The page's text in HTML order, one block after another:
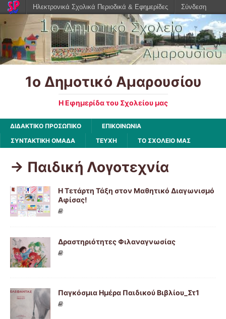
1ο Δημοτικό Αμαρουσίου
Η Εφημερίδα του Σχολείου μας
ΔΙΔΑΚΤΙΚΟ ΠΡΟΣΩΠΙΚΟ
ΕΠΙΚΟΙΝΩΝΙΑ
ΣΥΝΤΑΚΤΙΚΗ ΟΜΑΔΑ
ΤΕΥΧΗ ΤΟ ΣΧΟΛΕΙΟ ΜΑΣ
-> Παιδική Λογοτεχνία
Η Τετάρτη Τάξη στον Μαθητικό Διαγωνισμό
Αφίσας!
Δραστηριότητες Φιλαναγνωσίας
Παγκόσμια Ημέρα Παιδικού Βιβλίου_Στ1
Ηλεκτρονικά Σχολικά Περιοδικά & Εφημερίδες Σύνδεση